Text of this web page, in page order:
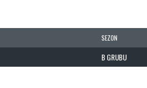
SEZON
B GRUBU